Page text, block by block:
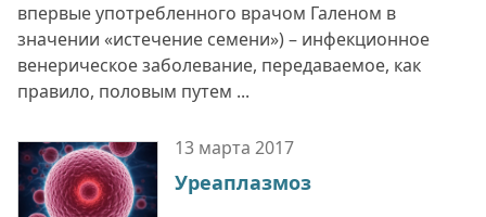
впервые употребленного врачом Галеном в
значении «истечение семени») – инфекционное
венерическое заболевание, передаваемое, как
правило, половым путем ...
13 марта 2017
Уреаплазмоз